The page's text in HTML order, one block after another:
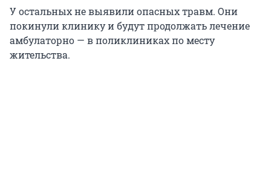
У остальных не выявили опасных травм. Они
покинули клинику и будут продолжать лечение
амбулаторно — в поликлиниках по месту
жительства.